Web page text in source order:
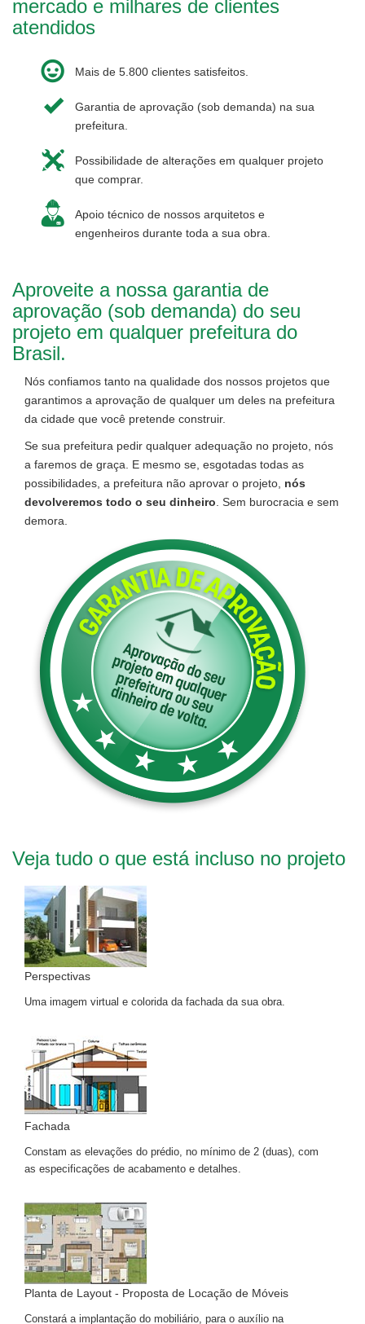
mercado e milhares de clientes
atendidos
Mais de 5.800 clientes satisfeitos.
Garantia de aprovação (sob demanda) na sua
prefeitura.
Possibilidade de alterações em qualquer projeto
que comprar.
Apoio técnico de nossos arquitetos e
engenheiros durante toda a sua obra.
Aproveite a nossa garantia de
aprovação (sob demanda) do seu
projeto em qualquer prefeitura do
Brasil.
Nós confiamos tanto na qualidade dos nossos projetos que
garantimos a aprovação de qualquer um deles na prefeitura
da cidade que você pretende construir.
Se sua prefeitura pedir qualquer adequação no projeto, nós
a faremos de graça. E mesmo se, esgotadas todas as
possibilidades, a prefeitura não aprovar o projeto, nós
devolveremos todo o seu dinheiro . Sem burocracia e sem
demora.
Veja tudo o que está incluso no projeto
Perspectivas
Uma imagem virtual e colorida da fachada da sua obra.
Fachada
Constam as elevações do prédio, no mínimo de 2 (duas), com
as especificações de acabamento e detalhes.
Planta de Layout - Proposta de Locação de Móveis
Constará a implantação do mobiliário, para o auxílio na